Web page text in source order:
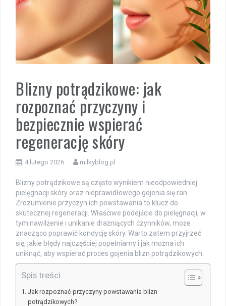
Blizny potrądzikowe: jak
rozpoznać przyczyny i
bezpiecznie wspierać
regenerację skóry
4 lutego 2026 milkyblog.pl
Blizny potrądzikowe są często wynikiem nieodpowiedniej
pielęgnacji skóry oraz nieprawidłowego gojenia się ran.
Zrozumienie przyczyn ich powstawania to klucz do
skutecznej regeneracji. Właściwe podejście do pielęgnacji, w
tym nawilżenie i unikanie drażniących czynników, może
znacząco poprawić kondycję skóry. Warto zatem przyjrzeć
się, jakie błędy najczęściej popełniamy i jak można ich
uniknąć, aby wspierać proces gojenia blizn potrądzikowych.
Spis treści
Jak rozpoznać przyczyny powstawania blizn
potrądzikowych?